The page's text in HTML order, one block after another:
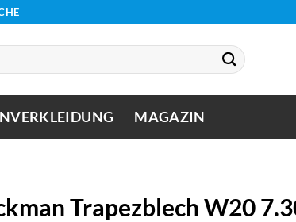
MAGAZIN
Trapezblech W20